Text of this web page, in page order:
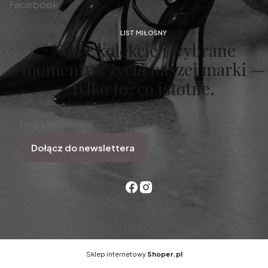
Facebook
LIST MIŁOSNY
Nowe kolekcje i wybrane
momenty z życia naszej marki —
tylko to, co istotne.
Twój adres e-mail
Dołącz do newslettera
Sklep internetowy Shoper.pl